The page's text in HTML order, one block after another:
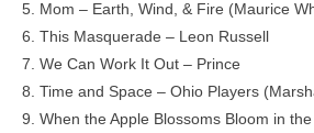
5. Mom – Earth, Wind, & Fire (Maurice
6. This Masquerade – Leon Russell
7. We Can Work It Out – Prince
8. Time and Space – Ohio Players
9. When the Apple Blossoms Bloom in